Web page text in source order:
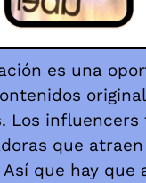
es una
Los influencers
que
Así que hay que